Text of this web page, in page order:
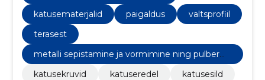
katusematerjalid
paigaldus
valtsprofiil
terasest
metalli sepistamine ja vormimine ning pulberm
etallurgia
katusekruvid
katuseredel
katusesild